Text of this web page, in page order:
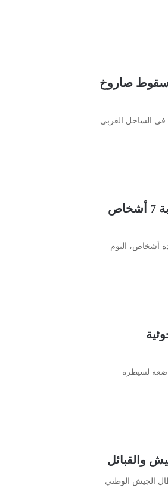
وسقوط صاروخ
الساحل الغربي
صنعاء: بلطجة مشرف حوثي تتسبب بمقتل واصابة 7 أشخاص
أشخاص، اليوم
لسيطرة
الجيش الوطني